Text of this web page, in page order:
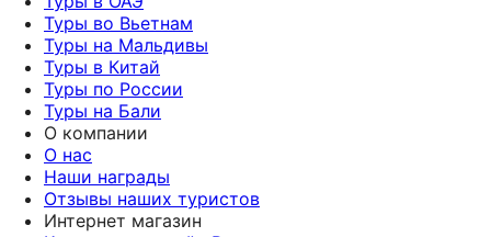
Туры во Вьетнам
Туры на Мальдивы
Туры в Китай
Туры по России
Туры на Бали
О компании
О нас
Наши награды
Отзывы наших туристов
Интернет магазин